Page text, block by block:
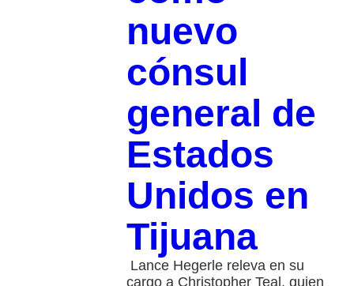
nuevo
cónsul
general de
Estados
Unidos en
Tijuana
Lance Hegerle releva en su
cargo a Christopher Teal, quien